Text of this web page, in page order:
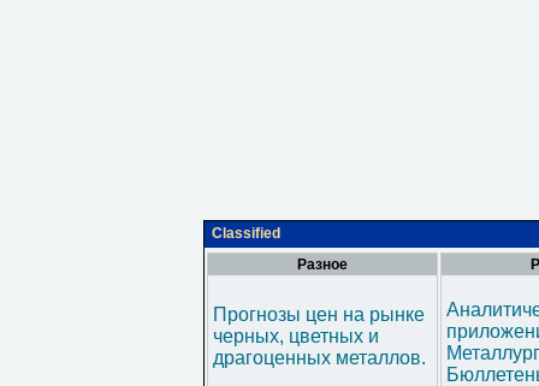
Classified
Разное
Прогнозы цен на рынке
черных, цветных и
драгоценных металлов.